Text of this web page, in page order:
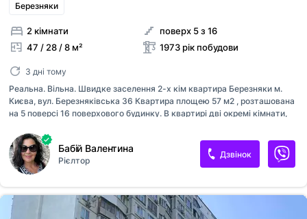
Березняки
2 кімнати
47 / 28 / 8 м²
поверх 5 з 16
1973 рік побудови
3 дні тому
Реальна. Вільна. Швидке заселення 2-х кім квартира Березняки м.
Києва, вул. Березняківська 36 Квартира площею 57 м2 , розташована
на 5 поверсі 16 поверхового будинку. В квартирі дві окремі кімнати,
укомплектована всією необхідною побутовою технікою та меблями.
Ліжко 2-х спальне Полки Шафа вбудована Ліжко 1- спальне Комод
Вбудована кухня Стіл, стільці Пральна, холодильник Поруч з
будинком розвинена інфраструктура району, зручна транспортна
розв'язка. До Метро Осокорки та Лівобережна - 15 хвилин Фото з
квартири Квартира вільна та готова до заселення! Ціна 14000 грн
Агентство
Бабій Валентина
Рієлтор
Дзвінок